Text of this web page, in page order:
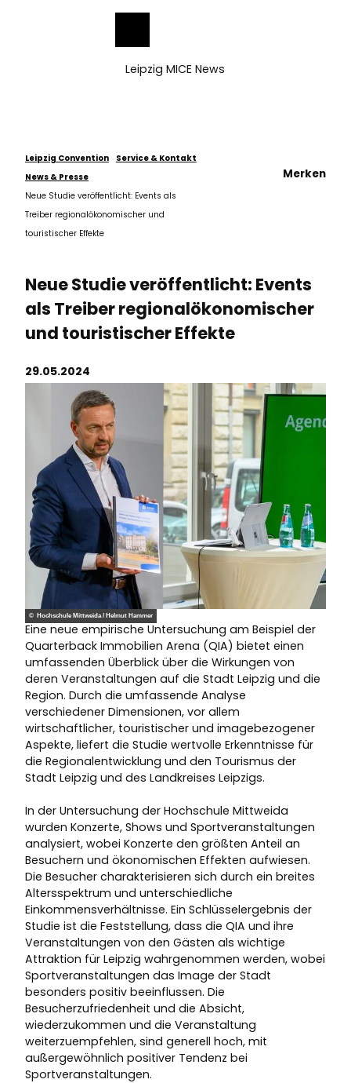
Leipzig MICE News
Leipzig Convention
Service & Kontakt
News & Presse
Neue Studie veröffentlicht: Events als
Treiber regionalökonomischer und
touristischer Effekte
Merken
Neue Studie veröffentlicht: Events
als Treiber regionalökonomischer
und touristischer Effekte
29.05.2024
© Hochschule Mittweida / Helmut Hammer
Eine neue empirische Untersuchung am Beispiel der
Quarterback Immobilien Arena (QIA) bietet einen
umfassenden Überblick über die Wirkungen von
deren Veranstaltungen auf die Stadt Leipzig und die
Region. Durch die umfassende Analyse
verschiedener Dimensionen, vor allem
wirtschaftlicher, touristischer und imagebezogener
Aspekte, liefert die Studie wertvolle Erkenntnisse für
die Regionalentwicklung und den Tourismus der
Stadt Leipzig und des Landkreises Leipzigs.
In der Untersuchung der Hochschule Mittweida
wurden Konzerte, Shows und Sportveranstaltungen
analysiert, wobei Konzerte den größten Anteil an
Besuchern und ökonomischen Effekten aufwiesen.
Die Besucher charakterisieren sich durch ein breites
Altersspektrum und unterschiedliche
Einkommensverhältnisse. Ein Schlüsselergebnis der
Studie ist die Feststellung, dass die QIA und ihre
Veranstaltungen von den Gästen als wichtige
Attraktion für Leipzig wahrgenommen werden, wobei
Sportveranstaltungen das Image der Stadt
besonders positiv beeinflussen. Die
Besucherzufriedenheit und die Absicht,
wiederzukommen und die Veranstaltung
weiterzuempfehlen, sind generell hoch, mit
außergewöhnlich positiver Tendenz bei
Sportveranstaltungen.